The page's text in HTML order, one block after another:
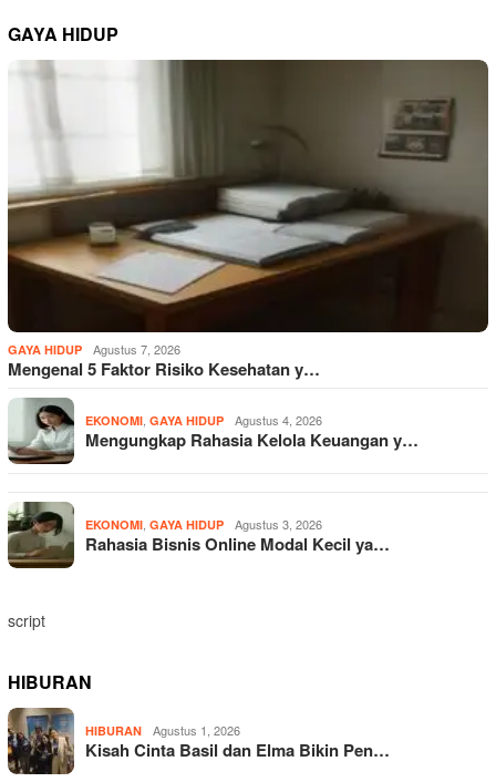
GAYA HIDUP
GAYA HIDUP Agustus 7, 2026
Mengenal 5 Faktor Risiko Kesehatan y…
EKONOMI GAYA HIDUP Agustus 4, 2026
Mengungkap Rahasia Kelola Keuangan y…
EKONOMI GAYA HIDUP Agustus 3, 2026
Rahasia Bisnis Online Modal Kecil ya…
script
HIBURAN
HIBURAN Agustus 1, 2026
Kisah Cinta Basil dan Elma Bikin Pen…